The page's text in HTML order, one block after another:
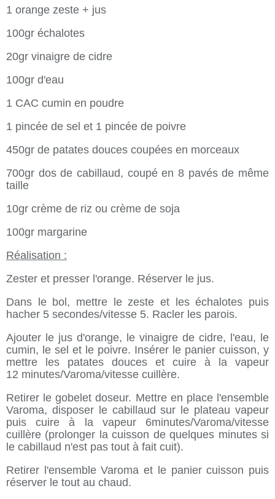
1 orange zeste + jus
100gr échalotes
20gr vinaigre de cidre
100gr d'eau
1 CAC cumin en poudre
1 pincée de sel et 1 pincée de poivre
450gr de patates douces coupées en morceaux
700gr dos de cabillaud, coupé en 8 pavés de même
taille
10gr crème de riz ou crème de soja
100gr margarine
Réalisation :
Zester et presser l'orange. Réserver le jus.
Dans le bol, mettre le zeste et les échalotes puis
hacher 5 secondes/vitesse 5. Racler les parois.
Ajouter le jus d'orange, le vinaigre de cidre, l'eau, le
cumin, le sel et le poivre. Insérer le panier cuisson, y
mettre les patates douces et cuire à la vapeur
12 minutes/Varoma/vitesse cuillère.
Retirer le gobelet doseur. Mettre en place l'ensemble
Varoma, disposer le cabillaud sur le plateau vapeur
puis cuire à la vapeur 6minutes/Varoma/vitesse
cuillère (prolonger la cuisson de quelques minutes si
le cabillaud n'est pas tout à fait cuit).
Retirer l'ensemble Varoma et le panier cuisson puis
réserver le tout au chaud.